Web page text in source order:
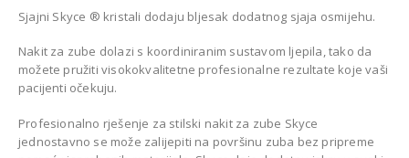
Sjajni Skyce ® kristali dodaju bljesak dodatnog sjaja osmijehu.
Nakit za zube dolazi s koordiniranim sustavom ljepila, tako da
možete pružiti visokokvalitetne profesionalne rezultate koje vaši
pacijenti očekuju.
Profesionalno rješenje za stilski nakit za zube Skyce
jednostavno se može zalijepiti na površinu zuba bez pripreme
BIJELJINA